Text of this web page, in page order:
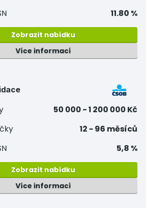
11.80 %
Zobrazit nabídku
Více informací
50 000 - 1 200 000 Kč
12 - 96 měsíců
5,8 %
Zobrazit nabídku
Více informací